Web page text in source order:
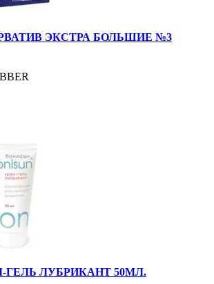
ЭКСТРА БОЛЬШИЕ №3
ЛУБРИКАНТ 50МЛ.